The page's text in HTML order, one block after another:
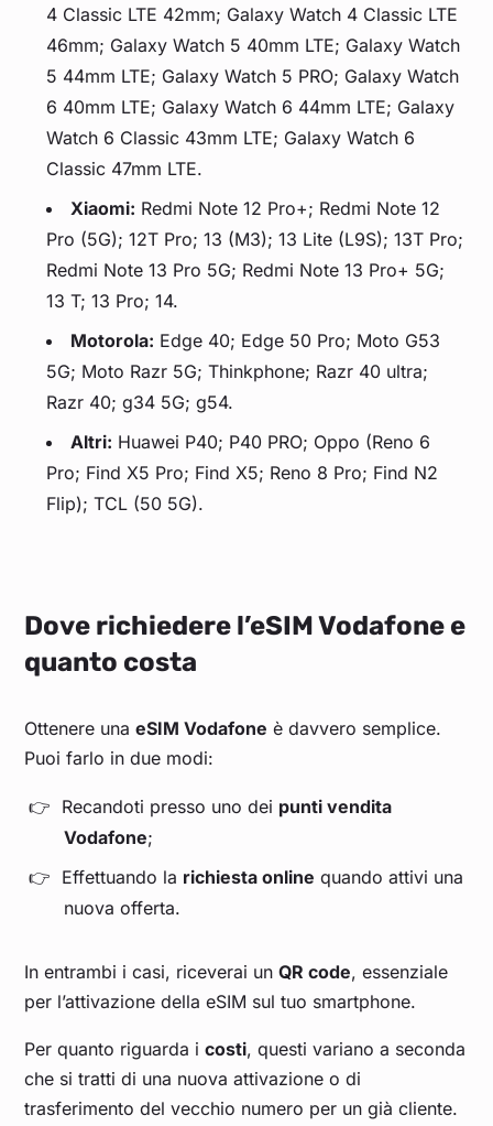
4 Classic LTE 42mm; Galaxy Watch 4 Classic LTE
46mm; Galaxy Watch 5 40mm LTE; Galaxy Watch
5 44mm LTE; Galaxy Watch 5 PRO; Galaxy Watch
6 40mm LTE; Galaxy Watch 6 44mm LTE; Galaxy
Watch 6 Classic 43mm LTE; Galaxy Watch 6
Classic 47mm LTE.
Xiaomi: Redmi Note 12 Pro+; Redmi Note 12
Pro (5G); 12T Pro; 13 (M3); 13 Lite (L9S); 13T Pro;
Redmi Note 13 Pro 5G; Redmi Note 13 Pro+ 5G;
13 T; 13 Pro; 14.
Motorola: Edge 40; Edge 50 Pro; Moto G53
5G; Moto Razr 5G; Thinkphone; Razr 40 ultra;
Razr 40; g34 5G; g54.
Altri: Huawei P40; P40 PRO; Oppo (Reno 6
Pro; Find X5 Pro; Find X5; Reno 8 Pro; Find N2
Flip); TCL (50 5G).
Dove richiedere l’eSIM Vodafone e
quanto costa
Ottenere unaeSIM Vodafone è davvero semplice.
Puoi farlo in due modi:
Recandoti presso uno dei punti vendita
Vodafone;
Effettuando la richiesta online quando attivi una
nuova offerta.
In entrambi i casi, riceverai unQR code, essenziale
per l’attivazione della eSIM sul tuo smartphone.
Per quanto riguarda icosti, questi variano a seconda
che si tratti di una nuova attivazione o di
trasferimento del vecchio numero per un già cliente.